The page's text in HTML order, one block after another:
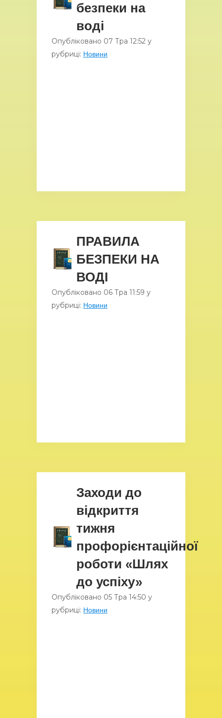
безпеки на
воді
Опубліковано 07 Тра 12:52 у
рубриці: Новини
ПРАВИЛА
БЕЗПЕКИ НА
ВОДІ
Опубліковано 06 Тра 11:59 у
рубриці: Новини
Заходи до
відкриття
тижня
профорієнтаційної
роботи «Шлях
до успіху»
Опубліковано 05 Тра 14:50 у
рубриці: Новини